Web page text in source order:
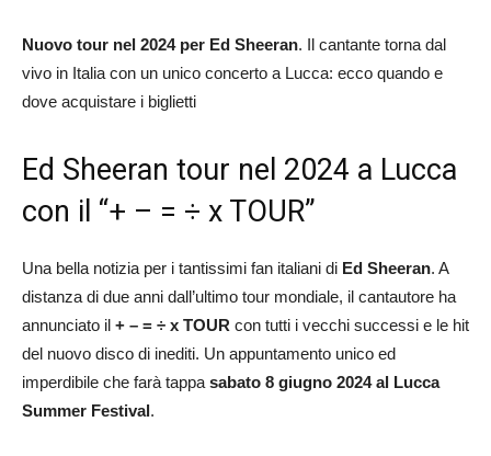
Nuovo tour nel 2024 per Ed Sheeran. Il cantante torna dal
vivo in Italia con un unico concerto a Lucca: ecco quando e
dove acquistare i biglietti
Ed Sheeran tour nel 2024 a Lucca
con il “+ – = ÷ x TOUR”
Una bella notizia per i tantissimi fan italiani di Ed Sheeran. A
distanza di due anni dall’ultimo tour mondiale, il cantautore ha
annunciato il + – = ÷ x TOUR con tutti i vecchi successi e le hit
del nuovo disco di inediti. Un appuntamento unico ed
imperdibile che farà tappa sabato 8 giugno 2024 al Lucca
Summer Festival.